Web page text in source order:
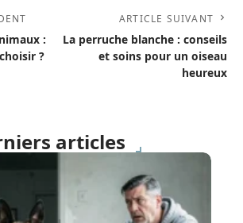
:
?
ARTICLE SUIVANT
La perruche blanche : conseils
et soins pour un oiseau
heureux
articles